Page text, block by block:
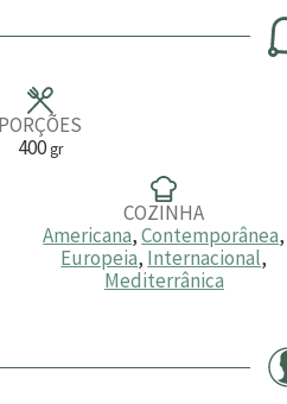
n
u
t
PORÇÕES
400gr
COZINHA
Americana,Contemporânea,
Europeia, Internacional,
Mediterrânica